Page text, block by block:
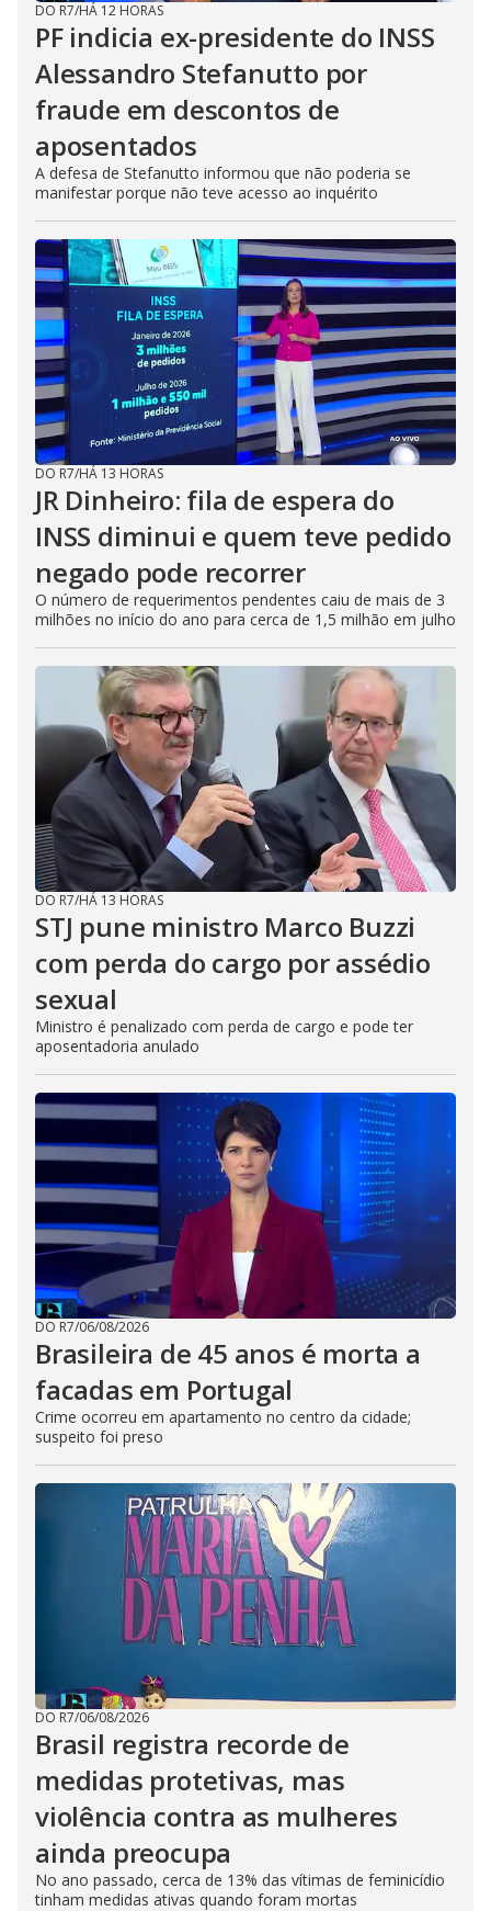
DO R7/HÁ 12 HORAS
PF indicia ex-presidente do INSS
Alessandro Stefanutto por
fraude em descontos de
aposentados
A defesa de Stefanutto informou que não poderia se
manifestar porque não teve acesso ao inquérito
DO R7/HÁ 13 HORAS
JR Dinheiro: fila de espera do
INSS diminui e quem teve pedido
negado pode recorrer
O número de requerimentos pendentes caiu de mais de 3
milhões no início do ano para cerca de 1,5 milhão em julho
DO R7/HÁ 13 HORAS
STJ pune ministro Marco Buzzi
com perda do cargo por assédio
sexual
Ministro é penalizado com perda de cargo e pode ter
aposentadoria anulado
DO R7/06/08/2026
Brasileira de 45 anos é morta a
facadas em Portugal
Crime ocorreu em apartamento no centro da cidade;
suspeito foi preso
DO R7/06/08/2026
Brasil registra recorde de
medidas protetivas, mas
violência contra as mulheres
ainda preocupa
No ano passado, cerca de 13% das vítimas de feminicídio
tinham medidas ativas quando foram mortas